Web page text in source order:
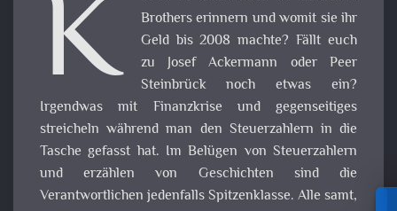
K
Brothers erinnern und womit sie ihr
Geld bis 2008 machte? Fällt euch
zu Josef Ackermann oder Peer
Steinbrück noch etwas ein?
Irgendwas mit Finanzkrise und gegenseitiges
streicheln während man den Steuerzahlern in die
Tasche gefasst hat. Im Belügen von Steuerzahlern
und erzählen von Geschichten sind die
Verantwortlichen jedenfalls Spitzenklasse. Alle samt,